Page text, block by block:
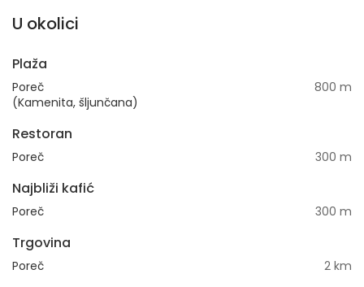
U okolici
Plaža
Poreč
(Kamenita, šljunčana)
800 m
Restoran
Poreč 300 m
Najbliži kafić
Poreč 300 m
Trgovina
Poreč 2 km